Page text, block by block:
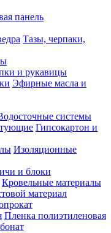
панель
Тазы, черпаки,
и рукавицы
Эфирные масла и
системы
Гипсокартон и
Изоляционные
и блоки
Кровельные материалы
материал
Пленка полиэтиленовая